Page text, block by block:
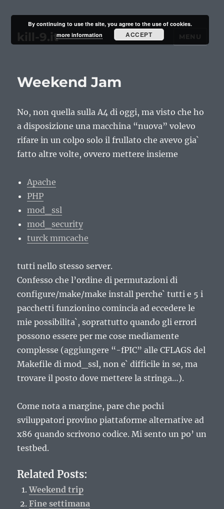
kill-9.it MENU
Weekend Jam
No, non quella sulla A4 di oggi, ma visto che ho
a disposizione una macchina “nuova” volevo
rifare in un colpo solo il frullato che avevo gia`
fatto altre volte, ovvero mettere insieme
Apache
PHP
mod_ssl
mod_security
turck mmcache
tutti nello stesso server.
Confesso che l’ordine di permutazioni di
configure/make/make install perche` tutti e 5 i
pacchetti funzionino comincia ad eccedere le
mie possibilita`, soprattutto quando gli errori
possono essere per me cose mediamente
complesse (aggiungere “-fPIC” alle CFLAGS del
Makefile di mod_ssl, non e` difficile in se, ma
trovare il posto dove mettere la stringa…).
Come nota a margine, pare che pochi
sviluppatori provino piattaforme alternative ad
x86 quando scrivono codice. Mi sento un po’ un
testbed.
Related Posts:
Weekend trip
Fine settimana
By continuing to use the site, you agree to the use of cookies.
more information
ACCEPT